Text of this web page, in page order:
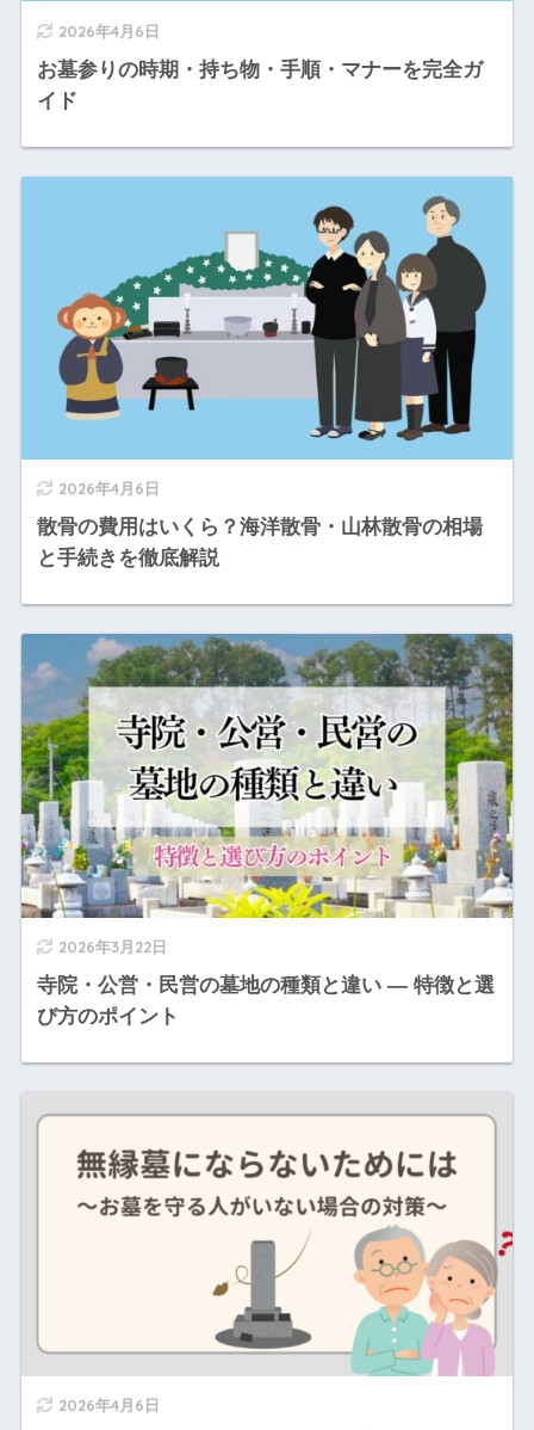
2026年4月6日
お墓参りの時期・持ち物・手順・マナーを完全ガ
イド
2026年4月6日
散骨の費用はいくら？海洋散骨・山林散骨の相場
と手続きを徹底解説
2026年3月22日
寺院・公営・民営の墓地の種類と違い ― 特徴と選
び方のポイント
2026年4月6日